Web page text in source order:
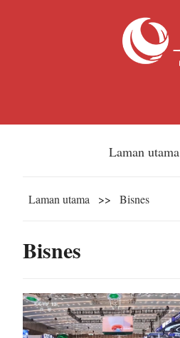
Laman utama
Laman utama >> Bisnes
Bisnes